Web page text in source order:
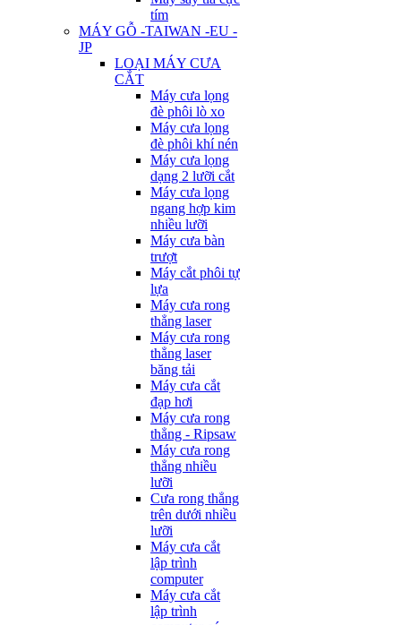
tím
MÁY GỖ -TAIWAN -EU -
JP
LOẠI MÁY CƯA
CẮT
Máy cưa lọng
đè phôi lò xo
Máy cưa lọng
đè phôi khí nén
Máy cưa lọng
dạng 2 lưỡi cắt
Máy cưa lọng
ngang hợp kim
nhiều lưỡi
Máy cưa bàn
trượt
Máy cắt phôi tự
lựa
Máy cưa rong
thẳng laser
Máy cưa rong
thẳng laser
băng tải
Máy cưa cắt
đạp hơi
Máy cưa rong
thẳng - Ripsaw
Máy cưa rong
thẳng nhiều
lưỡi
Cưa rong thẳng
trên dưới nhiều
lưỡi
Máy cưa cắt
lập trình
computer
Máy cưa cắt
lập trình